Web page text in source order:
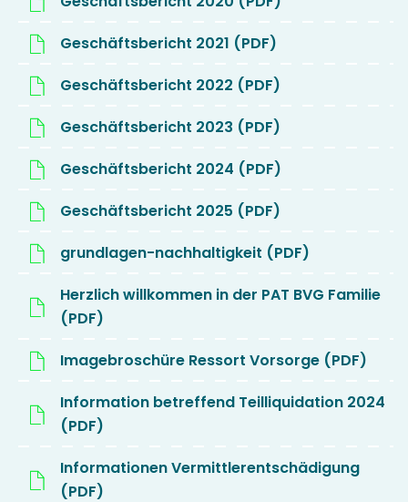
Geschäftsbericht 2021 (PDF)
Geschäftsbericht 2022 (PDF)
Geschäftsbericht 2023 (PDF)
Geschäftsbericht 2024 (PDF)
Geschäftsbericht 2025 (PDF)
grundlagen-nachhaltigkeit (PDF)
Herzlich willkommen in der PAT BVG Familie
(PDF)
Imagebroschüre Ressort Vorsorge (PDF)
Information betreffend Teilliquidation 2024
(PDF)
Informationen Vermittlerentschädigung
(PDF)